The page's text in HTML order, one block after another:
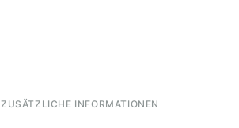
ZUSÄTZLICHE INFORMATIONEN